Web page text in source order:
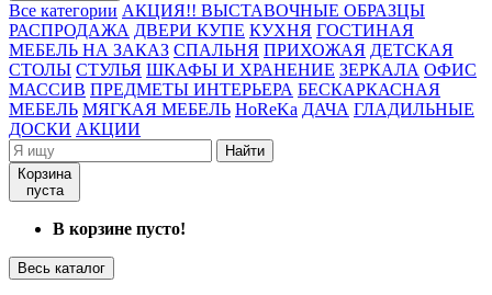
Все категории АКЦИЯ!! ВЫСТАВОЧНЫЕ ОБРАЗЦЫ
РАСПРОДАЖА ДВЕРИ КУПЕ КУХНЯ ГОСТИНАЯ
МЕБЕЛЬ НА ЗАКАЗ СПАЛЬНЯ ПРИХОЖАЯ ДЕТСКАЯ
СТОЛЫ СТУЛЬЯ ШКАФЫ И ХРАНЕНИЕ ЗЕРКАЛА ОФИС
МАССИВ ПРЕДМЕТЫ ИНТЕРЬЕРА БЕСКАРКАСНАЯ
МЕБЕЛЬ МЯГКАЯ МЕБЕЛЬ HoReKa ДАЧА ГЛАДИЛЬНЫЕ
ДОСКИ АКЦИИ
Найти
Корзина
пуста
В корзине пусто!
Весь каталог